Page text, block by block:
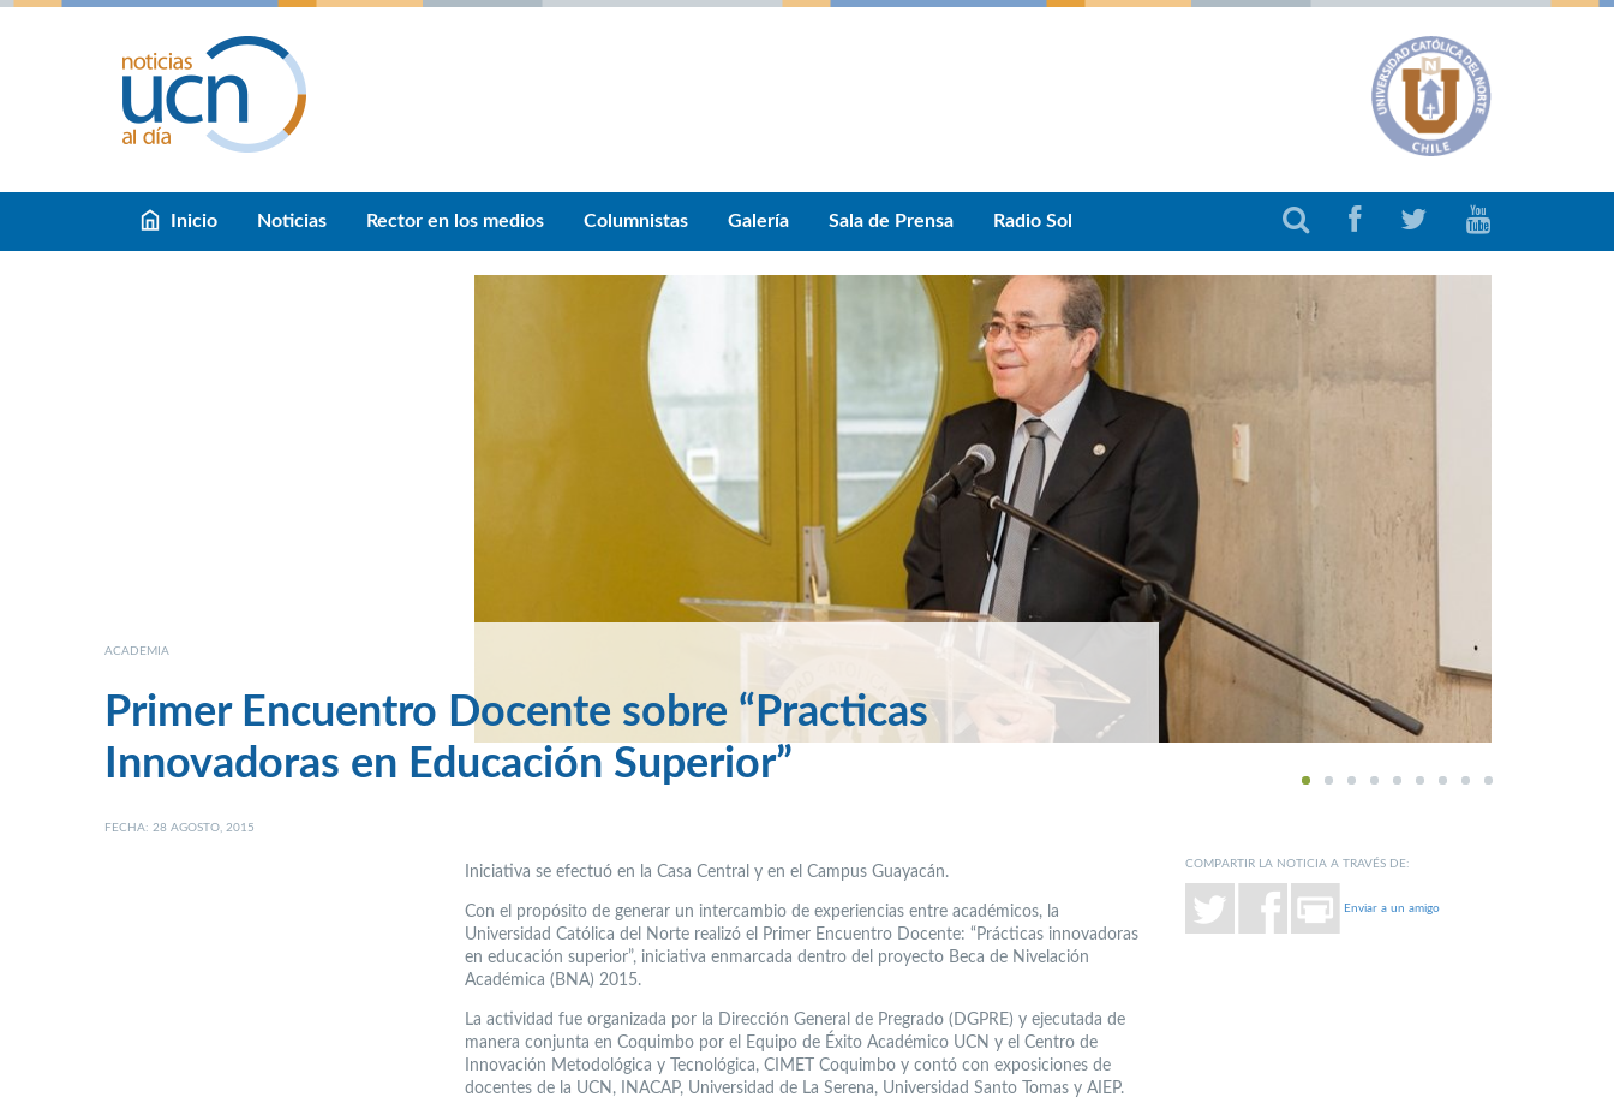
Inicio Noticias Rector en los medios Columnistas Galería Sala de Prensa Radio Sol
1 2 3 4 5 6 7 8 9
ACADEMIA
Primer Encuentro Docente sobre “Practicas
Innovadoras en Educación Superior”
FECHA: 28 AGOSTO, 2015
Iniciativa se efectuó en la Casa Central y en el Campus Guayacán.
Con el propósito de generar un intercambio de experiencias entre académicos, la
Universidad Católica del Norte realizó el Primer Encuentro Docente: “Prácticas innovadoras
en educación superior”, iniciativa enmarcada dentro del proyecto Beca de Nivelación
Académica (BNA) 2015.
La actividad fue organizada por la Dirección General de Pregrado (DGPRE) y ejecutada de
manera conjunta en Coquimbo por el Equipo de Éxito Académico UCN y el Centro de
Innovación Metodológica y Tecnológica, CIMET Coquimbo y contó con exposiciones de
docentes de la UCN, INACAP, Universidad de La Serena, Universidad Santo Tomas y AIEP.
COMPARTIR LA NOTICIA A TRAVÉS DE:
Enviar a un amigo